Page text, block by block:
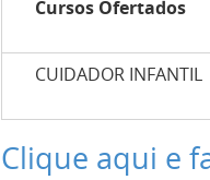
Cursos Ofertados
CUIDADOR INFANTIL
Clique aqui e